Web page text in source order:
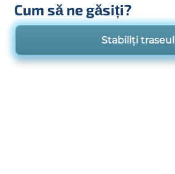
Cum să ne găsiți?
Stabiliți traseul